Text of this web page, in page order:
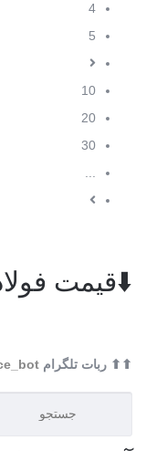
4
5
10
20
30
⬇️قیمت
⬆⬆ ربات تلگرام